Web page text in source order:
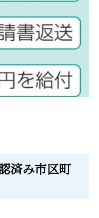
済み市区町